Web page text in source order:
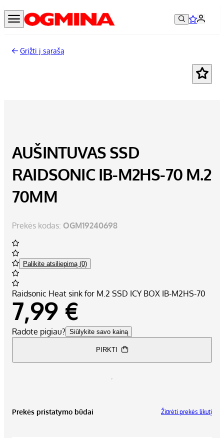
Grįžti į sąrašą
AUŠINTUVAS SSD
RAIDSONIC IB-M2HS-70 M.2
70MM
Prekės kodas: OGM19240698
Palikite atsiliepimą (0)
Raidsonic Heat sink for M.2 SSD ICY BOX IB-M2HS-70
7,99 €
Radote pigiau? Siūlykite savo kainą
PIRKTI
Prekės pristatymo būdai Žiūrėti prekės likutį